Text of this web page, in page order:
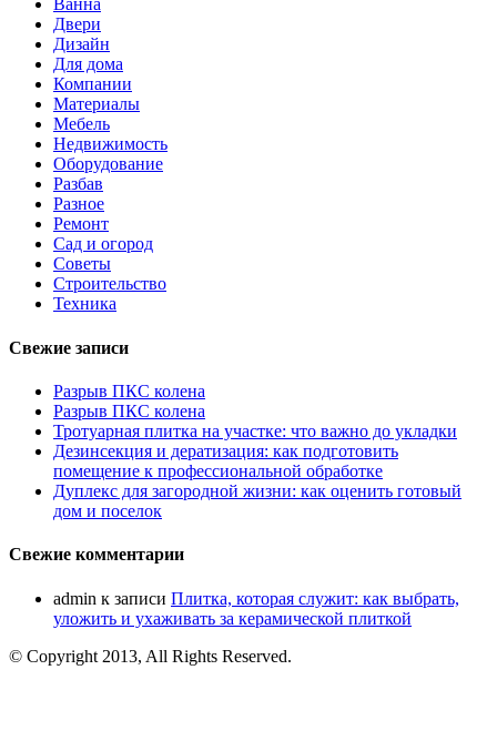
Ванна
Двери
Дизайн
Для дома
Компании
Материалы
Мебель
Недвижимость
Оборудование
Разбав
Разное
Ремонт
Сад и огород
Советы
Строительство
Техника
Свежие записи
Разрыв ПКС колена
Разрыв ПКС колена
Тротуарная плитка на участке: что важно до укладки
Дезинсекция и дератизация: как подготовить
помещение к профессиональной обработке
Дуплекс для загородной жизни: как оценить готовый
дом и поселок
Свежие комментарии
admin к записи Плитка, которая служит: как выбрать,
уложить и ухаживать за керамической плиткой
© Copyright 2013, All Rights Reserved.